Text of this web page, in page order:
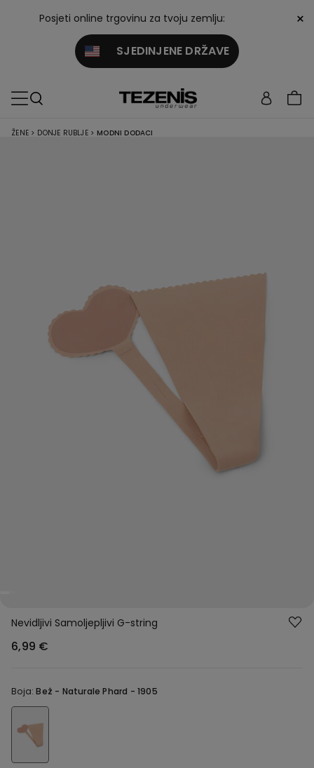
Posjeti online trgovinu za tvoju zemlju:
SJEDINJENE DRŽAVE
×
ŽENE > DONJE RUBLJE > MODNI DODACI
Nevidljivi Samoljepljivi G-string
6,99 €
Boja:Bež - Naturale Phard - 1905